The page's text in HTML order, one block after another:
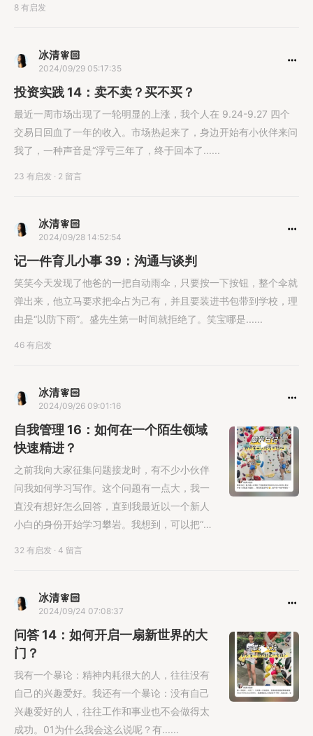
8 有启发
冰清🧚🏻
2024/09/29 05:17:35
投资实践 14：卖不卖？买不买？
最近一周市场出现了一轮明显的上涨，我个人在 9.24-9.27 四个
交易日回血了一年的收入。市场热起来了，身边开始有小伙伴来问
我了，一种声音是“浮亏三年了，终于回本了......
23 有启发 · 2 留言
冰清🧚🏻
2024/09/28 14:52:54
记一件育儿小事 39：沟通与谈判
笑笑今天发现了他爸的一把自动雨伞，只要按一下按钮，整个伞就
弹出来，他立马要求把伞占为己有，并且要装进书包带到学校，理
由是“以防下雨”。盛先生第一时间就拒绝了。笑宝哪是......
46 有启发
冰清🧚🏻
2024/09/26 09:01:16
自我管理 16：如何在一个陌生领域
快速精进？
之前我向大家征集问题接龙时，有不少小伙伴
问我如何学习写作。这个问题有一点大，我一
直没有想好怎么回答，直到我最近以一个新人
小白的身份开始学习攀岩。我想到，可以把“如
32 有启发 · 4 留言
冰清🧚🏻
2024/09/24 07:08:37
问答 14：如何开启一扇新世界的大
门？
我有一个暴论：精神内耗很大的人，往往没有
自己的兴趣爱好。我还有一个暴论：没有自己
兴趣爱好的人，往往工作和事业也不会做得太
成功。01为什么我会这么说呢？有......